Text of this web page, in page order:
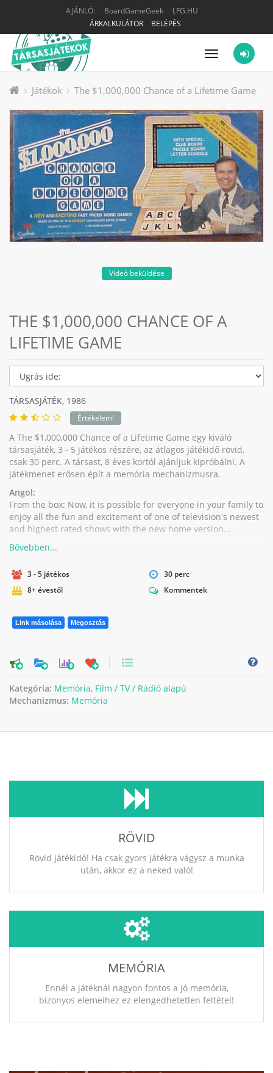
AJÁNLÓ: BoardGameGeek
LFG.HU
ÁRKALKULÁTOR
BELÉPÉS
Menü
Játékok The $1,000,000 Chance of a Lifetime Game
Videó beküldése
THE $1,000,000 CHANCE OF A
LIFETIME GAME
TÁRSASJÁTÉK, 1986
Értékelem!
A The $1,000,000 Chance of a Lifetime Game egy kiváló
társasjáték, 3 - 5 játékos részére, az átlagos játékidő rövid,
csak 30 perc. A társast, 8 éves kortól ajánljuk kipróbálni. A
játékmenet erősen épít a memória mechanizmusra.
Angol:
From the box: Now, it is possible for everyone in your family to
enjoy all the fun and excitement of one of television's newest
and highest rated shows with the new home version...
3 - 5 játékos
30 perc
8+ évestől
Kommentek
Link másolása Megosztás
0
Kategória: Memória, Film / TV / Rádió alapú
Mechanizmus: Memória
RÖVID
Rövid játékidő! Ha csak gyors játékra vágysz a munka
után, akkor ez a neked való!
MEMÓRIA
Ennél a játéknál nagyon fontos a jó memória,
bizonyos elemeihez ez elengedhetetlen feltétel!